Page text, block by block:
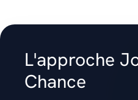
L'approche
Chance